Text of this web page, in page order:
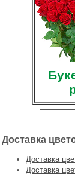
Доставка
Доставка
Доставка